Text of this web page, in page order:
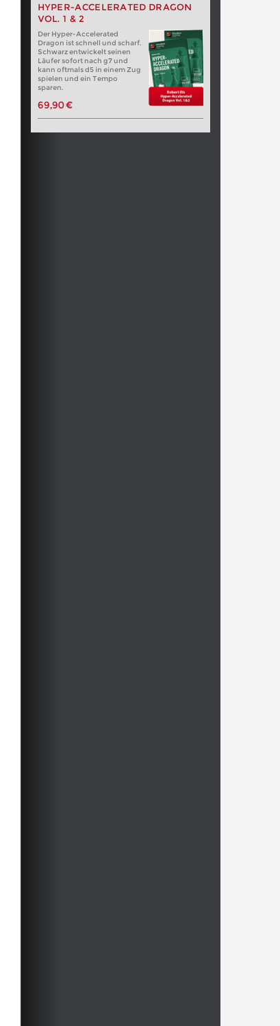
HYPER-ACCELERATED DRAGON
VOL. 1 & 2
Der Hyper-Accelerated
Dragon ist schnell und scharf.
Schwarz entwickelt seinen
Läufer sofort nach g7 und
kann oftmals d5 in einem Zug
spielen und ein Tempo
sparen.
69,90 €